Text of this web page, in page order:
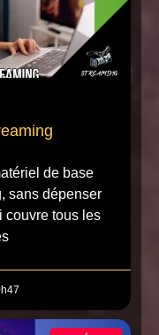
de base
sans dépenser
couvre tous les